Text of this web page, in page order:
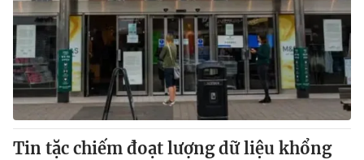
Tin tặc chiếm đoạt lượng dữ liệu khổng